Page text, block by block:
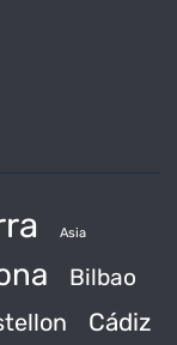
Asia
Bilbao
Cádiz